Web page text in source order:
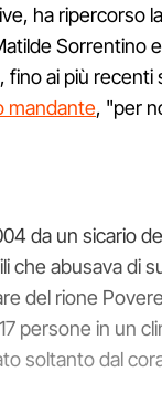
ha ripercorso
Sorrentino
fino ai più recenti
mandante, "per
da un sicario
abusava di
del rione
persone in un
soltanto dal